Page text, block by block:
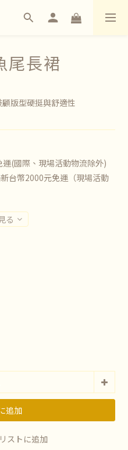
尾長裙
版型硬挺與舒適性
(國際、現場活動物流除外)
台幣2000元免運（現場活動
る
追加
ストに追加